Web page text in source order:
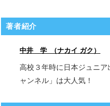
著者紹介
中井 学 （ナカイ ガク）
高校３年時に日本ジュニ
ャンネル」は大人気！